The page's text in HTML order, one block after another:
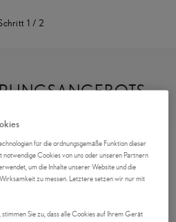
1 /2
für die ordnungsgemäße Funktion dieser
Cookies von uns oder unseren Partnern
um die Inhalte unserer Website und die
zu messen. Letztere setzen wir nur mit
Sie zu, dass alle Cookies auf Ihrem Gerät
| Lexus